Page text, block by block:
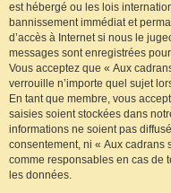
est hébergé ou les lois
bannissement immédiat et
d’accès à Internet si nous le
messages sont enregistrées
Vous acceptez que « Aux
verrouille n’importe quel sujet
En tant que membre, vous
saisies soient stockées dans
informations ne soient pas
consentement, ni « Aux cadrans
comme responsables en cas de
les données.